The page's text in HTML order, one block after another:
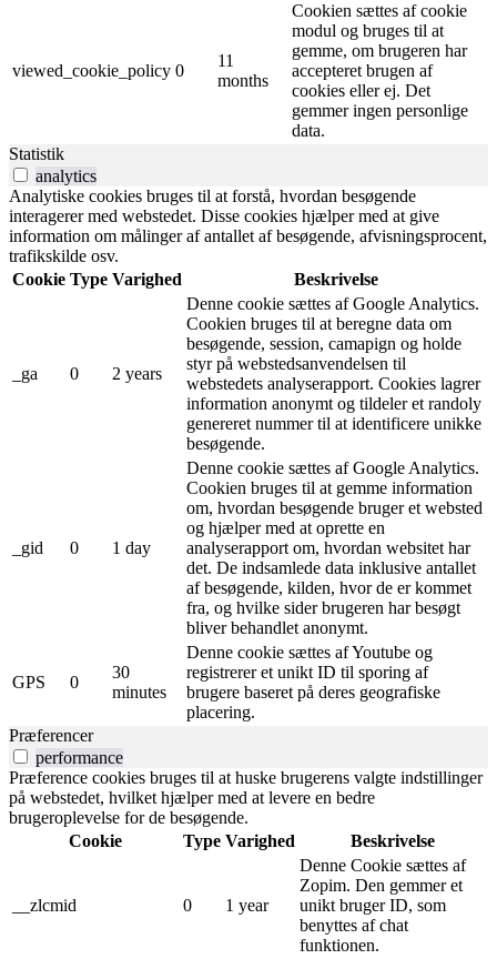
viewed_cookie_policy 0
11
months
Cookien sættes af cookie
modul og bruges til at
gemme, om brugeren har
accepteret brugen af ​​
cookies eller ej. Det
gemmer ingen personlige
data.
Statistik
analytics
Analytiske cookies bruges til at forstå, hvordan besøgende
interagerer med webstedet. Disse cookies hjælper med at give
information om målinger af antallet af besøgende, afvisningsprocent,
trafikskilde osv.
Cookie Type Varighed Beskrivelse
_ga 0 2 years
Denne cookie sættes af Google Analytics.
Cookien bruges til at beregne data om
besøgende, session, camapign og holde
styr på webstedsanvendelsen til
webstedets analyserapport. Cookies lagrer
information anonymt og tildeler et randoly
genereret nummer til at identificere unikke
besøgende.
_gid 0 1 day
Denne cookie sættes af Google Analytics.
Cookien bruges til at gemme information
om, hvordan besøgende bruger et websted
og hjælper med at oprette en
analyserapport om, hvordan websitet har
det. De indsamlede data inklusive antallet
af besøgende, kilden, hvor de er kommet
fra, og hvilke sider brugeren har besøgt
bliver behandlet anonymt.
GPS 0
30
minutes
Denne cookie sættes af Youtube og
registrerer et unikt ID til sporing af
brugere baseret på deres geografiske
placering.
Præferencer
performance
Præference cookies bruges til at huske brugerens valgte indstillinger
på webstedet, hvilket hjælper med at levere en bedre
brugeroplevelse for de besøgende.
Cookie
Type Varighed Beskrivelse
__zlcmid 0 1 year
Denne Cookie sættes af
Zopim. Den gemmer et
unikt bruger ID, som
benyttes af chat
funktionen.